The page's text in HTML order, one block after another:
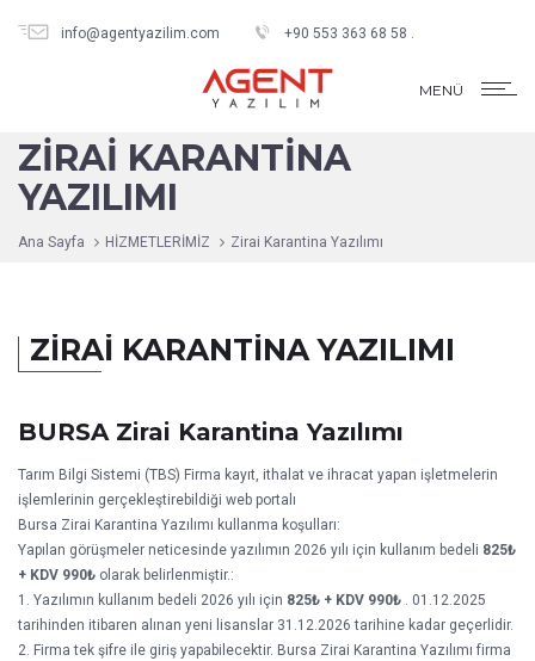
info@agentyazilim.com +90 553 363 68 58 .
KLTSİS PEYSİS SHOP ÖDEME
MENÜ
ZIRAI KARANTINA
YAZILIMI
Ana Sayfa HİZMETLERİMİZ Zirai Karantina Yazılımı
ZİRAİ KARANTİNA YAZILIMI
BURSA Zirai Karantina Yazılımı
Tarım Bilgi Sistemi (TBS) Firma kayıt, ithalat ve ihracat yapan işletmelerin
işlemlerinin gerçekleştirebildiği web portalı
Bursa Zirai Karantina Yazılımı kullanma koşulları:
Yapılan görüşmeler neticesinde yazılımın 2026 yılı için kullanım bedeli 825₺
+ KDV 990₺ olarak belirlenmiştir.:
1. Yazılımın kullanım bedeli 2026 yılı için 825₺ + KDV 990₺ . 01.12.2025
tarihinden itibaren alınan yeni lisanslar 31.12.2026 tarihine kadar geçerlidir.
2. Firma tek şifre ile giriş yapabilecektir. Bursa Zirai Karantina Yazılımı firma